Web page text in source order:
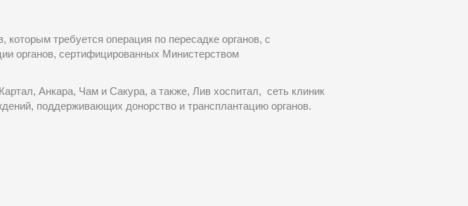
требуется операция по пересадке органов, с
органов, сертифицированных Министерством
Анкара, Чам и Сакура, а также, Лив хоспитал, сеть клиник
поддерживающих донорство и трансплантацию органов.